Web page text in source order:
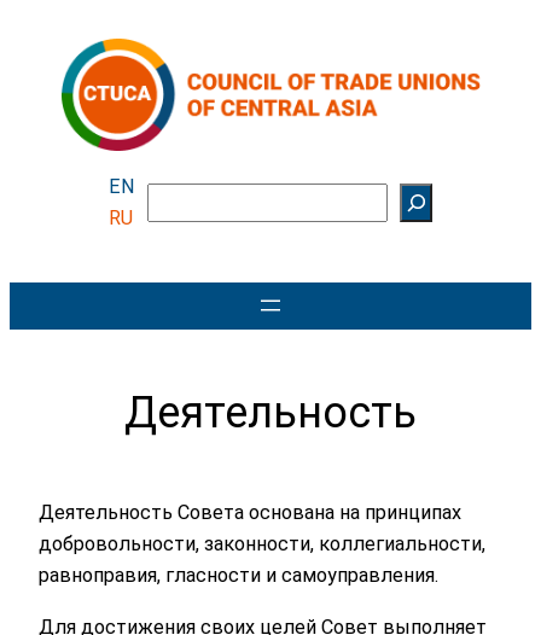
содержимому
EN
RU
Деятельность
Деятельность Совета основана на принципах
добровольности, законности, коллегиальности,
равноправия, гласности и самоуправления.
Для достижения своих целей Совет выполняет